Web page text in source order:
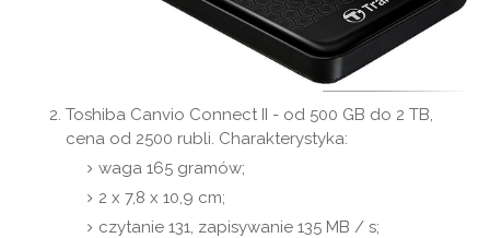
Toshiba Canvio Connect II - od 500 GB do 2 TB,
cena od 2500 rubli. Charakterystyka:
waga 165 gramów;
2 x 7,8 x 10,9 cm;
czytanie 131, zapisywanie 135 MB / s;